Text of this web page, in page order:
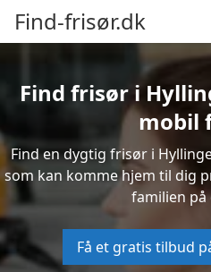
Find-frisør.dk
Find frisør i
mobil
Find en dygtig frisør i
som kan komme hjem til dig
familien på
Få et gratis tilbud